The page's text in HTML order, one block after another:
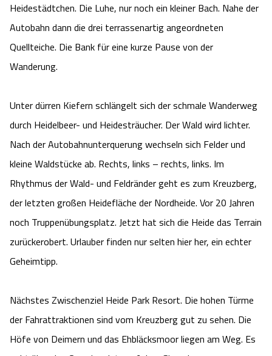
Veranstaltungen
Unterkünfte
Ausflugsziele
Heidestädtchen. Die Luhe, nur noch ein kleiner Bach. Nahe der
Autobahn dann die drei terrassenartig angeordneten
Quellteiche. Die Bank für eine kurze Pause von der
Wanderung.
Unter dürren Kiefern schlängelt sich der schmale Wanderweg
durch Heidelbeer- und Heidesträucher. Der Wald wird lichter.
Nach der Autobahnunterquerung wechseln sich Felder und
kleine Waldstücke ab. Rechts, links – rechts, links. Im
Rhythmus der Wald- und Feldränder geht es zum Kreuzberg,
der letzten großen Heidefläche der Nordheide. Vor 20 Jahren
noch Truppenübungsplatz. Jetzt hat sich die Heide das Terrain
zurückerobert. Urlauber finden nur selten hier her, ein echter
Geheimtipp.
Nächstes Zwischenziel Heide Park Resort. Die hohen Türme
der Fahrattraktionen sind vom Kreuzberg gut zu sehen. Die
Höfe von Deimern und das Ehbläcksmoor liegen am Weg. Es